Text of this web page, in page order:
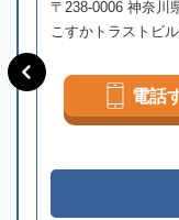
〒238-0006 神奈川
こすかトラストビ
電話